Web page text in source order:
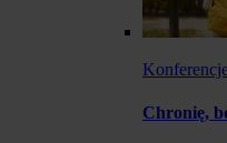
Chronię,